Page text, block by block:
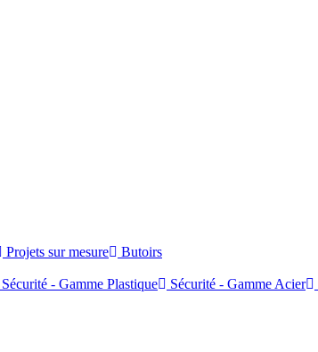
Projets sur mesure
Butoirs
Sécurité - Gamme Plastique Sécurité - Gamme Acier